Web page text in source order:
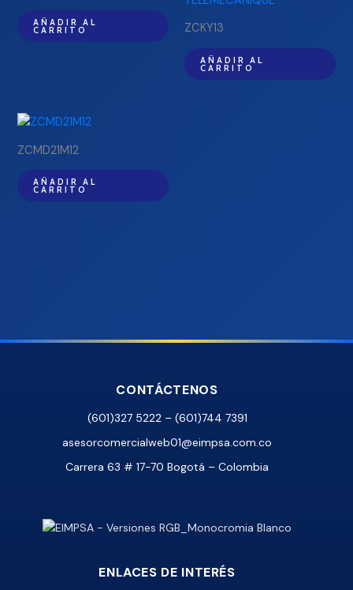
AÑADIR AL
CARRITO ZCKY13
AÑADIR AL
CARRITO
ZCMD21M12
AÑADIR AL
CARRITO
CONTÁCTENOS
(601)327 5222 – (601)744 7391
asesorcomercialweb01@eimpsa.com.co
Carrera 63 # 17-70 Bogotá – Colombia
ENLACES DE INTERÉS